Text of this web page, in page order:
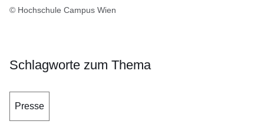
© Hochschule Campus Wien
Schlagworte zum Thema
Presse